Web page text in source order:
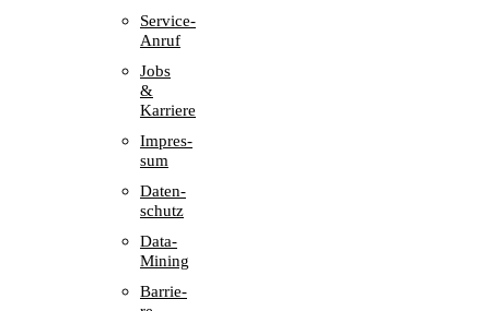
Service-
Anruf
Jobs
&
Karriere
Impres­
sum
Daten­
schutz
Data-
Mining
Barrie­